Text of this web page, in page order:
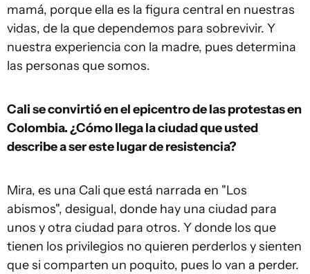
mamá, porque ella es la figura central en nuestras
vidas, de la que dependemos para sobrevivir. Y
nuestra experiencia con la madre, pues determina
las personas que somos.
Cali se convirtió en el epicentro de las protestas en
Colombia. ¿Cómo llega la ciudad que usted
describe a ser este lugar de resistencia?
Mira, es una Cali que está narrada en "Los
abismos", desigual, donde hay una ciudad para
unos y otra ciudad para otros. Y donde los que
tienen los privilegios no quieren perderlos y sienten
que si comparten un poquito, pues lo van a perder.